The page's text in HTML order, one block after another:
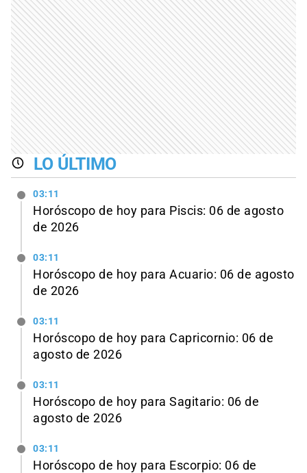
LO ÚLTIMO
03:11
Horóscopo de hoy para Piscis: 06 de agosto
de 2026
03:11
Horóscopo de hoy para Acuario: 06 de agosto
de 2026
03:11
Horóscopo de hoy para Capricornio: 06 de
agosto de 2026
03:11
Horóscopo de hoy para Sagitario: 06 de
agosto de 2026
03:11
Horóscopo de hoy para Escorpio: 06 de